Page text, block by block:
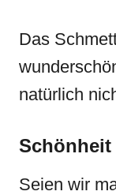
Das
natürlich
Schönheit
Seien wir